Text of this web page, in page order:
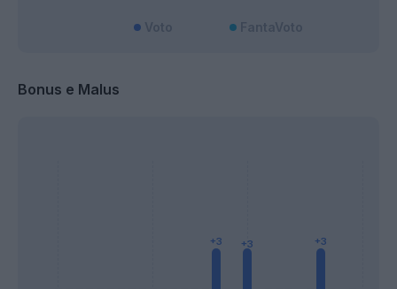
Bonus e Malus